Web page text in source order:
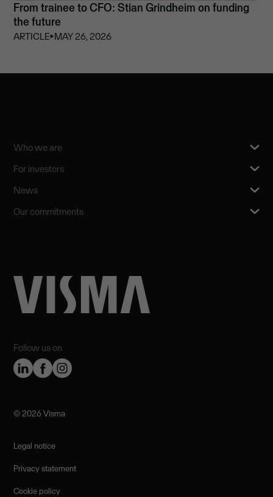
From trainee to CFO: Stian Grindheim on funding
the future
ARTICLE⏵MAY 26, 2026
Follow us on
Who we are
For investors
News
Our commitments
©️ 2026 Visma
Legal notice
Privacy statement
Cookie policy